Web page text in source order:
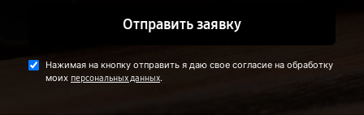
Отправить заявку
Нажимая на кнопку отправить я даю свое согласие на обработку
моих персональных данных.